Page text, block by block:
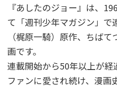
『あしたのジョー』は、
て「週刊少年マガジン」で
（梶原一騎）原作、ちば
画です。
連載開始から50年以上が
ファンに愛され続け、漫画